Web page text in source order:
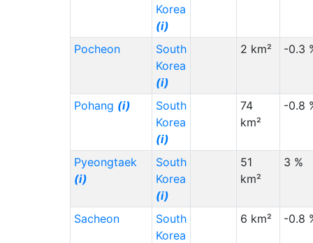
Korea
(i)
Pocheon
South
Korea
(i)
2 km² -0.3
Pohang (i)
South
Korea
(i)
74
km²
-0.8
Pyeongtaek
(i)
South
Korea
(i)
51
km²
3 %
Sacheon
South
Korea
6 km² -0.8